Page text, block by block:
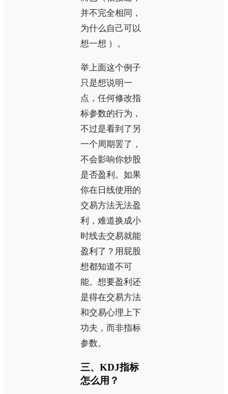
并不完全相同，
为什么自己可以
想一想 ）。
举上面这个例子
只是想说明一
点，任何修改指
标参数的行为，
不过是看到了另
一个周期罢了，
不会影响你炒股
是否盈利。如果
你在日线使用的
交易方法无法盈
利，难道换成小
时线去交易就能
盈利了？用屁股
想都知道不可
能。想要盈利还
是得在交易方法
和交易心理上下
功夫，而非指标
参数。
三、KDJ指标
怎么用？